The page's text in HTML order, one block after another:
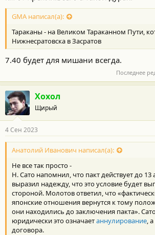
GMA написал(а):
Тараканы - на Великом Тараканном Пути,
Нижнесратовска в Засратов
7.40 будет для мишани всегда.
Последнее
Хохол
Щирый
4 Сен 2023
Анатолий Иванович написал(а):
Не все так просто -
Н. Сато напомнил, что пакт действует до 13
выразил надежду, что это условие будет
стороной. Молотов ответил, что
японские отношения вернутся к тому
они находились до заключения пакта».
юридически это означаетаннулирование,
договора.